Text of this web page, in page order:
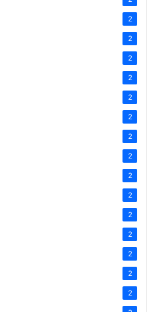
2
2
2
2
2
2
2
2
2
2
2
2
2
2
2